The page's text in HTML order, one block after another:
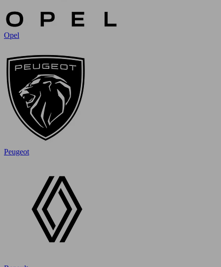
Opel
Peugeot